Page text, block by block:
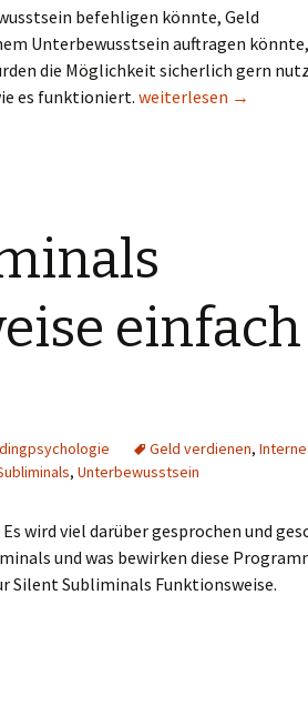
befehligen könnte, Geld
Unterbewusstsein auftragen
die Möglichkeit sicherlich gern
es funktioniert. Unterbewusstsein
weiterlesen →
einfach
Geld verdienen,
, Unterbewusstsein
wird viel darüber gesprochen und
und was bewirken diese
Silent Subliminals Funktionsweise.
erklärt